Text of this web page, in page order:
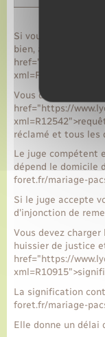
Si vous n'avez pas
bien, alors vous
href="https://
Vous devez faire
href="https://
réclamé et tous
Le juge compétent
dépend le domicile
foret.fr/mariage-
Si le juge accepte
d'injonction de
Vous devez
huissier de justice
href="https://
La signification
foret.fr/mariage-
Elle donne un délai